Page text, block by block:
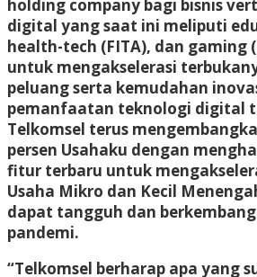
holding company bagi bisnis
digital yang saat ini meliputi
health-tech (FITA), dan gaming
untuk mengakselerasi
peluang serta kemudahan
pemanfaatan teknologi digital
Telkomsel terus
persen Usahaku dengan
fitur terbaru untuk
Usaha Mikro dan Kecil
dapat tangguh dan
pandemi.
“Telkomsel berharap apa yang